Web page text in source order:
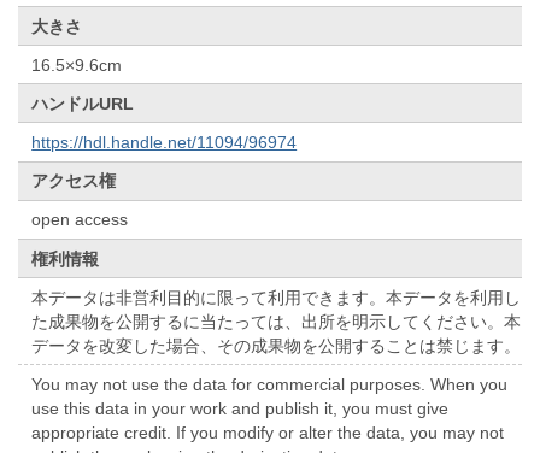
大きさ
16.5×9.6cm
ハンドルURL
https://hdl.handle.net/11094/96974
アクセス権
open access
権利情報
本データは非営利目的に限って利用できます。本データを利用し
た成果物を公開するに当たっては、出所を明示してください。本
データを改変した場合、その成果物を公開することは禁じます。
You may not use the data for commercial purposes. When you
use this data in your work and publish it, you must give
appropriate credit. If you modify or alter the data, you may not